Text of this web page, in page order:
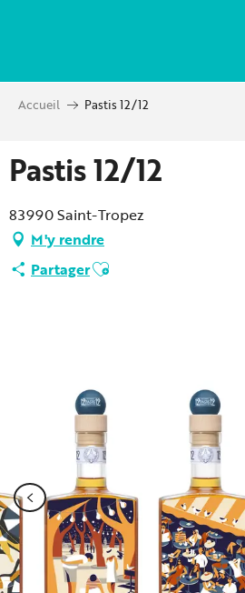
principal
Accueil Pastis 12/12
Pastis 12/12
83990 Saint-Tropez
M'y rendre
PartagerAjouter aux favoris